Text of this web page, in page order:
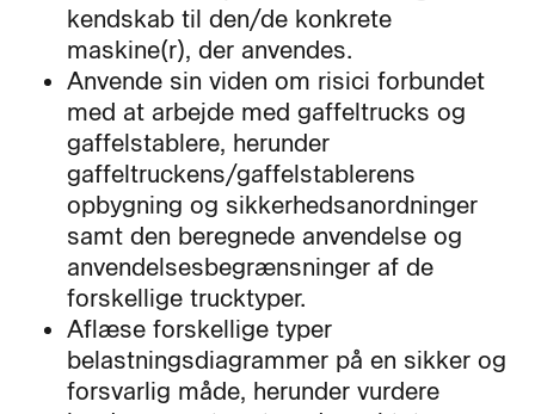
kendskab til den/de konkrete
maskine(r), der anvendes.
Anvende sin viden om risici forbundet
med at arbejde med gaffeltrucks og
gaffelstablere, herunder
gaffeltruckens/gaffelstablerens
opbygning og sikkerhedsanordninger
samt den beregnede anvendelse og
anvendelsesbegrænsninger af de
forskellige trucktyper.
Aflæse forskellige typer
belastningsdiagrammer på en sikker og
forsvarlig måde, herunder vurdere